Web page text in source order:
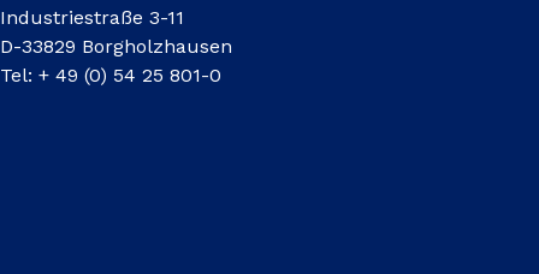
Industriestraße 3-11
D-33829 Borgholzhausen
Tel: + 49 (0) 54 25 801-0